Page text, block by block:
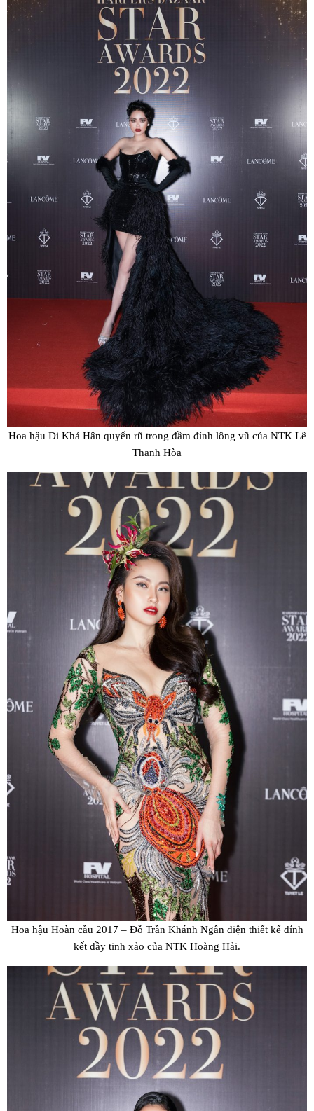
Hoa hậu Di Khả Hân quyến rũ trong đầm đính lông vũ của NTK Lê
Thanh Hòa
Hoa hậu Hoàn cầu 2017 – Đỗ Trần Khánh Ngân diện thiết kế đính
kết đầy tinh xảo của NTK Hoàng Hải.